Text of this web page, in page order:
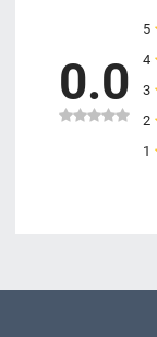
0.0
5
4
3
2
1